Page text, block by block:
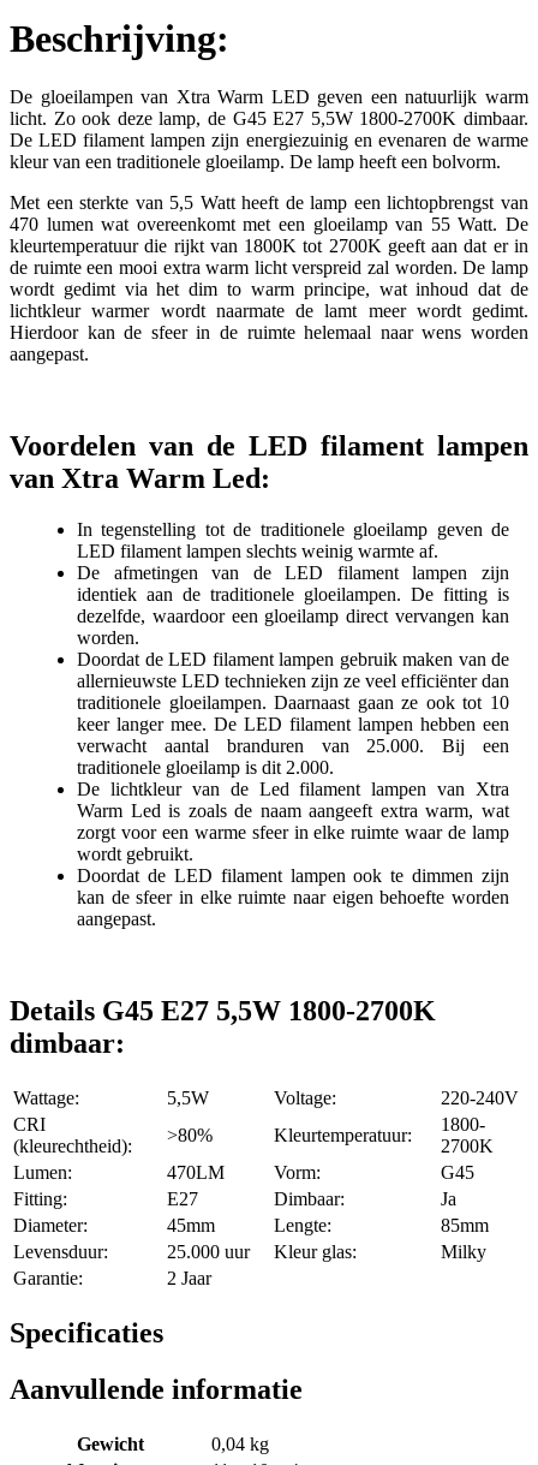
Beschrijving:
De gloeilampen van Xtra Warm LED geven een natuurlijk warm
licht. Zo ook deze lamp, de G45 E27 5,5W 1800-2700K dimbaar.
De LED filament lampen zijn energiezuinig en evenaren de warme
kleur van een traditionele gloeilamp. De lamp heeft een bolvorm.
Met een sterkte van 5,5 Watt heeft de lamp een lichtopbrengst van
470 lumen wat overeenkomt met een gloeilamp van 55 Watt. De
kleurtemperatuur die rijkt van 1800K tot 2700K geeft aan dat er in
de ruimte een mooi extra warm licht verspreid zal worden. De lamp
wordt gedimt via het dim to warm principe, wat inhoud dat de
lichtkleur warmer wordt naarmate de lamt meer wordt gedimt.
Hierdoor kan de sfeer in de ruimte helemaal naar wens worden
aangepast.
Voordelen van de LED filament lampen
van Xtra Warm Led:
In tegenstelling tot de traditionele gloeilamp geven de
LED filament lampen slechts weinig warmte af.
De afmetingen van de LED filament lampen zijn
identiek aan de traditionele gloeilampen. De fitting is
dezelfde, waardoor een gloeilamp direct vervangen kan
worden.
Doordat de LED filament lampen gebruik maken van de
allernieuwste LED technieken zijn ze veel efficiënter dan
traditionele gloeilampen. Daarnaast gaan ze ook tot 10
keer langer mee. De LED filament lampen hebben een
verwacht aantal branduren van 25.000. Bij een
traditionele gloeilamp is dit 2.000.
De lichtkleur van de Led filament lampen van Xtra
Warm Led is zoals de naam aangeeft extra warm, wat
zorgt voor een warme sfeer in elke ruimte waar de lamp
wordt gebruikt.
Doordat de LED filament lampen ook te dimmen zijn
kan de sfeer in elke ruimte naar eigen behoefte worden
aangepast.
Details G45 E27 5,5W 1800-2700K
dimbaar:
Wattage: 5,5W Voltage:
220-240V
CRI
(kleurechtheid):
>80% Kleurtemperatuur:
1800-
2700K
Lumen:
470LM Vorm:
G45
Fitting:
E27 Dimbaar:
Ja
Diameter:
45mm Lengte:
85mm
Levensduur:
25.000 uur Kleur glas:
Milky
Garantie:
2 Jaar
Specificaties
Aanvullende informatie
Gewicht
0,04 kg